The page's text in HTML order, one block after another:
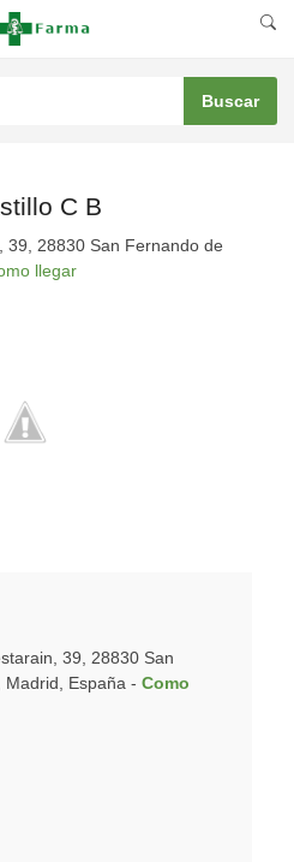
C B
39, 28830 San Fernando de
llegar
39, 28830 San
España - Como